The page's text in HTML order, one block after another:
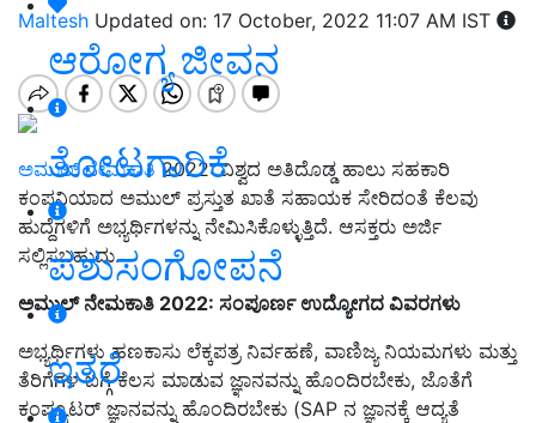
ಆರೋಗ್ಯ ಜೀವನ
ತೋಟಗಾರಿಕೆ
ಪಶುಸಂಗೋಪನೆ
ಇತರೆ
Maltesh Updated on: 17 October, 2022 11:07 AM IST
ಅಮುಲ್ ನೇಮಕಾತಿ 2022: ವಿಶ್ವದ ಅತಿದೊಡ್ಡ ಹಾಲು ಸಹಕಾರಿ
ಕಂಪನಿಯಾದ ಅಮುಲ್ ಪ್ರಸ್ತುತ ಖಾತೆ ಸಹಾಯಕ ಸೇರಿದಂತೆ ಕೆಲವು
ಹುದ್ದೆಗಳಿಗೆ ಅಭ್ಯರ್ಥಿಗಳನ್ನು ನೇಮಿಸಿಕೊಳ್ಳುತ್ತಿದೆ. ಆಸಕ್ತರು ಅರ್ಜಿ
ಸಲ್ಲಿಸಬಹುದು.
ಅಮುಲ್ ನೇಮಕಾತಿ 2022: ಸಂಪೂರ್ಣ ಉದ್ಯೋಗದ ವಿವರಗಳು
ಅಭ್ಯರ್ಥಿಗಳು ಹಣಕಾಸು ಲೆಕ್ಕಪತ್ರ ನಿರ್ವಹಣೆ, ವಾಣಿಜ್ಯ ನಿಯಮಗಳು ಮತ್ತು
ತೆರಿಗೆಗಳ ಬಗ್ಗೆ ಕೆಲಸ ಮಾಡುವ ಜ್ಞಾನವನ್ನು ಹೊಂದಿರಬೇಕು, ಜೊತೆಗೆ
ಕಂಪ್ಯೂಟರ್ ಜ್ಞಾನವನ್ನು ಹೊಂದಿರಬೇಕು (SAP ನ ಜ್ಞಾನಕ್ಕೆ ಆದ್ಯತೆ